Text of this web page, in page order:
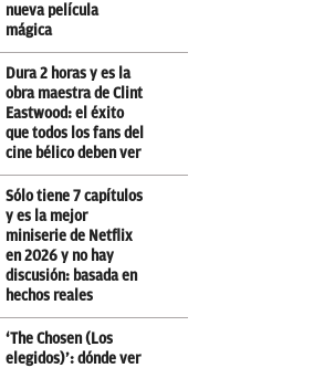
nueva película
mágica
Dura 2 horas y es la
obra maestra de Clint
Eastwood: el éxito
que todos los fans del
cine bélico deben ver
Sólo tiene 7 capítulos
y es la mejor
miniserie de Netflix
en 2026 y no hay
discusión: basada en
hechos reales
‘The Chosen (Los
elegidos)’: dónde ver